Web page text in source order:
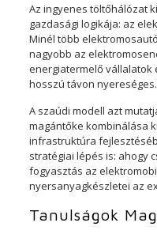
Az ingyenes töltőhálózat
gazdasági logikája: az
Minél több
nagyobb az
energiatermelő vállalatok
hosszú távon nyereséges.
A szaúdi modell azt
magántőke kombinálása
infrastruktúra
stratégiai lépés is: ahogy
fogyasztás az
nyersanyagkészletei az
Tanulságok